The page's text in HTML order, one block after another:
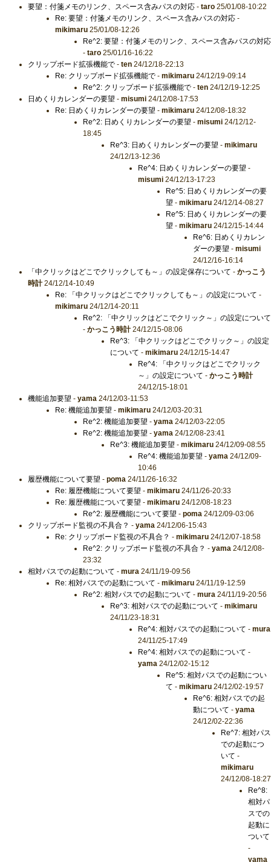
要望：付箋メモのリンク、スペース含みパスの対応- taro25/01/08-10:22
Re: 要望：付箋メモのリンク、スペース含みパスの対応 -
mikimaru 25/01/08-12:26
Re^2: 要望：付箋メモのリンク、スペース含みパスの対応
- taro25/01/16-16:22
クリップボード拡張機能で- ten24/12/18-22:13
Re: クリップボード拡張機能で -mikimaru 24/12/19-09:14
Re^2: クリップボード拡張機能で- ten24/12/19-12:25
日めくりカレンダーの要望 - misumi24/12/08-17:53
Re: 日めくりカレンダーの要望 -mikimaru 24/12/08-18:32
Re^2: 日めくりカレンダーの要望 - misumi24/12/12-
18:45
Re^3: 日めくりカレンダーの要望 -mikimaru
24/12/13-12:36
Re^4: 日めくりカレンダーの要望 -
misumi24/12/13-17:23
Re^5: 日めくりカレンダーの要
望 - mikimaru24/12/14-08:27
Re^5: 日めくりカレンダーの要
望 - mikimaru24/12/15-14:44
Re^6: 日めくりカレン
ダーの要望 -misumi
24/12/16-16:14
「中クリックはどこでクリックしても～」の設定保存について - かっこう
時計24/12/14-10:49
Re: 「中クリックはどこでクリックしても～」の設定について -
mikimaru 24/12/14-20:11
Re^2: 「中クリックはどこでクリック～」の設定について
- かっこう時計24/12/15-08:06
Re^3: 「中クリックはどこでクリック～」の設定
について -mikimaru 24/12/15-14:47
Re^4: 「中クリックはどこでクリック
～」の設定について - かっこう時計
24/12/15-18:01
機能追加要望 - yama24/12/03-11:53
Re: 機能追加要望 -mikimaru 24/12/03-20:31
Re^2: 機能追加要望 - yama24/12/03-22:05
Re^2: 機能追加要望 - yama24/12/08-23:41
Re^3: 機能追加要望 -mikimaru 24/12/09-08:55
Re^4: 機能追加要望 - yama24/12/09-
10:46
履歴機能について要望 - poma24/11/26-16:32
Re: 履歴機能について要望 -mikimaru 24/11/26-20:33
Re: 履歴機能について要望 -mikimaru 24/12/08-18:23
Re^2: 履歴機能について要望 - poma24/12/09-03:06
クリップボード監視の不具合？ - yama24/12/06-15:43
Re: クリップボード監視の不具合？ -mikimaru 24/12/07-18:58
Re^2: クリップボード監視の不具合？ - yama24/12/08-
23:32
相対パスでの起動について - mura24/11/19-09:56
Re: 相対パスでの起動について -mikimaru 24/11/19-12:59
Re^2: 相対パスでの起動について - mura24/11/19-20:56
Re^3: 相対パスでの起動について -mikimaru
24/11/23-18:31
Re^4: 相対パスでの起動について - mura
24/11/25-17:49
Re^4: 相対パスでの起動について -
yama24/12/02-15:12
Re^5: 相対パスでの起動につい
て - mikimaru24/12/02-19:57
Re^6: 相対パスでの起
動について -yama
24/12/02-22:36
Re^7: 相対パス
での起動につ
いて -
mikimaru
24/12/08-18:27
Re^8:
相対パ
スでの
起動に
ついて
-
yama